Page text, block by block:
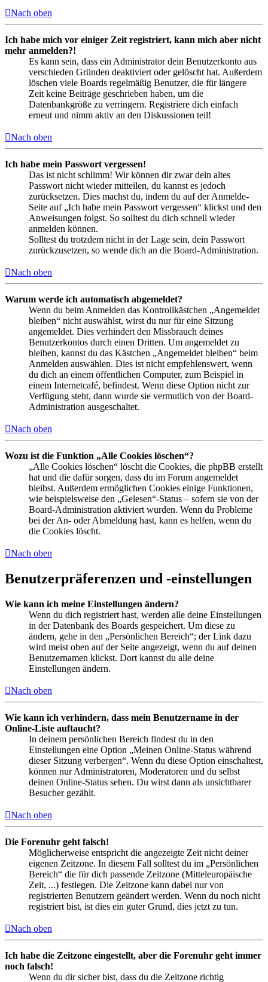
Nach oben
Ich habe mich vor einiger Zeit registriert, kann mich aber nicht
mehr anmelden?!
Es kann sein, dass ein Administrator dein Benutzerkonto aus
verschieden Gründen deaktiviert oder gelöscht hat. Außerdem
löschen viele Boards regelmäßig Benutzer, die für längere
Zeit keine Beiträge geschrieben haben, um die
Datenbankgröße zu verringern. Registriere dich einfach
erneut und nimm aktiv an den Diskussionen teil!
Nach oben
Ich habe mein Passwort vergessen!
Das ist nicht schlimm! Wir können dir zwar dein altes
Passwort nicht wieder mitteilen, du kannst es jedoch
zurücksetzen. Dies machst du, indem du auf der Anmelde-
Seite auf „Ich habe mein Passwort vergessen“ klickst und den
Anweisungen folgst. So solltest du dich schnell wieder
anmelden können.
Solltest du trotzdem nicht in der Lage sein, dein Passwort
zurückzusetzen, so wende dich an die Board-Administration.
Nach oben
Warum werde ich automatisch abgemeldet?
Wenn du beim Anmelden das Kontrollkästchen „Angemeldet
bleiben“ nicht auswählst, wirst du nur für eine Sitzung
angemeldet. Dies verhindert den Missbrauch deines
Benutzerkontos durch einen Dritten. Um angemeldet zu
bleiben, kannst du das Kästchen „Angemeldet bleiben“ beim
Anmelden auswählen. Dies ist nicht empfehlenswert, wenn
du dich an einem öffentlichen Computer, zum Beispiel in
einem Internetcafé, befindest. Wenn diese Option nicht zur
Verfügung steht, dann wurde sie vermutlich von der Board-
Administration ausgeschaltet.
Nach oben
Wozu ist die Funktion „Alle Cookies löschen“?
„Alle Cookies löschen“ löscht die Cookies, die phpBB erstellt
hat und die dafür sorgen, dass du im Forum angemeldet
bleibst. Außerdem ermöglichen Cookies einige Funktionen,
wie beispielsweise den „Gelesen“-Status – sofern sie von der
Board-Administration aktiviert wurden. Wenn du Probleme
bei der An- oder Abmeldung hast, kann es helfen, wenn du
die Cookies löscht.
Nach oben
Benutzerpräferenzen und -einstellungen
Wie kann ich meine Einstellungen ändern?
Wenn du dich registriert hast, werden alle deine Einstellungen
in der Datenbank des Boards gespeichert. Um diese zu
ändern, gehe in den „Persönlichen Bereich“; der Link dazu
wird meist oben auf der Seite angezeigt, wenn du auf deinen
Benutzernamen klickst. Dort kannst du alle deine
Einstellungen ändern.
Nach oben
Wie kann ich verhindern, dass mein Benutzername in der
Online-Liste auftaucht?
In deinem persönlichen Bereich findest du in den
Einstellungen eine Option „Meinen Online-Status während
dieser Sitzung verbergen“. Wenn du diese Option einschaltest,
können nur Administratoren, Moderatoren und du selbst
deinen Online-Status sehen. Du wirst dann als unsichtbarer
Besucher gezählt.
Nach oben
Die Forenuhr geht falsch!
Möglicherweise entspricht die angezeigte Zeit nicht deiner
eigenen Zeitzone. In diesem Fall solltest du im „Persönlichen
Bereich“ die für dich passende Zeitzone (Mitteleuropäische
Zeit, ...) festlegen. Die Zeitzone kann dabei nur von
registrierten Benutzern geändert werden. Wenn du noch nicht
registriert bist, ist dies ein guter Grund, dies jetzt zu tun.
Nach oben
Ich habe die Zeitzone eingestellt, aber die Forenuhr geht immer
noch falsch!
Wenn du dir sicher bist, dass du die Zeitzone richtig